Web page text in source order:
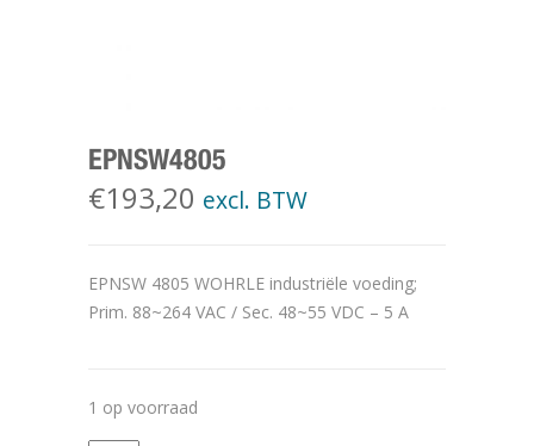
EPNSW4805
€193,20 excl. BTW
EPNSW 4805 WOHRLE industriële voeding;
Prim. 88~264 VAC / Sec. 48~55 VDC – 5 A
1 op voorraad